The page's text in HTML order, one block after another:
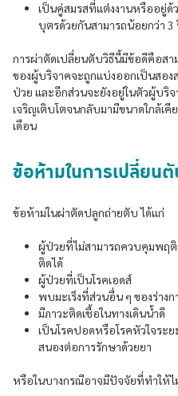
เป็นคู่สมรสที่แต่งงานหรืออยู่ด้
บุตรด้วยกันสามารถน้อยกว่า 3
การผ่าตัดเปลี่ยนตับวิธีนี้มีข้อดีคือสา
ของผู้บริจาคจะถูกแบ่งออกเป็นสอ
ป่วย และอีกส่วนจะยังอยู่ในตัวผู้บริ
เจริญเติบโตจนกลับมามีขนาดใกล้เคี
เดือน
ข้อห้ามในการเปลี่ยน
ข้อห้ามในผ่าตัดปลูกถ่ายตับ ได้แก่
ผู้ป่วยที่ไม่สามารถควบคุมพฤติ
ติดได้
ผู้ป่วยที่เป็นโรคเอดส์
พบมะเร็งที่ส่วนอื่น ๆ ของร่างก
มีภาวะติดเชื้อในทางเดินน้ำดี
เป็นโรคปอดหรือโรคหัวใจระ
สนองต่อการรักษาด้วยยา
หรือในบางกรณีอาจมีปัจจัยที่ทำให้ไ